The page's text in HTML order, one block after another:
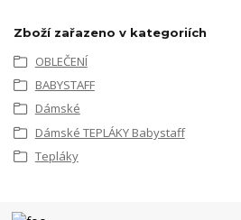
Zboží zařazeno v kategoriích
OBLEČENÍ
BABYSTAFF
Dámské
Dámské TEPLÁKY Babystaff
Tepláky